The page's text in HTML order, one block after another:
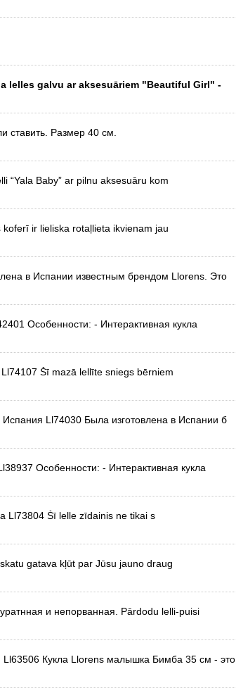
lelles galvu ar aksesuāriem "Beautiful Girl" -
ставить. Размер 40 см.
“Yala Baby” ar pilnu aksesuāru kom
ir lieliska rotaļlieta ikvienam jau
в Испании известным брендом Llorens. Это
Особенности: - Интерактивная кукла
Šī mazā lellīte sniegs bērniem
Ll74030 Была изготовлена в Испании б
Особенности: - Интерактивная кукла
Ll73804 Šī lelle zīdainis ne tikai s
gatava kļūt par Jūsu jauno draug
и непорванная. Pārdodu lelli-puisi
Кукла Llorens малышка Бимба 35 см - это